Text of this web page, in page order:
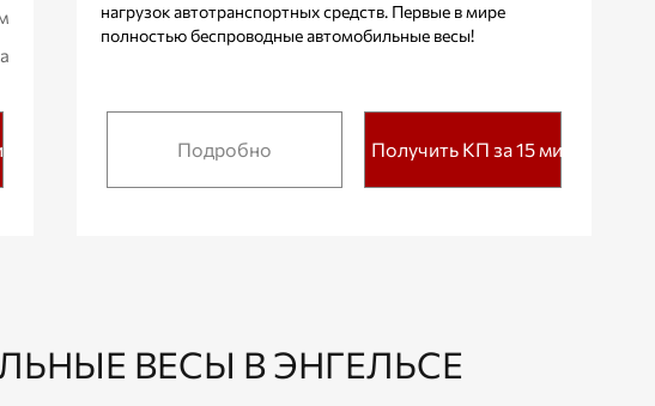
нагрузок автотранспортных средств. Первые в мире
полностью беспроводные автомобильные весы!
Подробно Получить КП за 15 мин.
ВЕСЫ В ЭНГЕЛЬСЕ